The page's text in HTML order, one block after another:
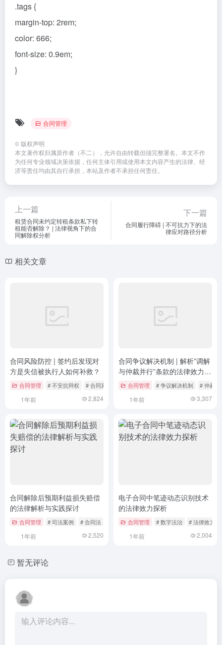
.tags {
margin-top: 2rem;
color: 666;
font-size: 0.9em;
}
合同管理
© 版权声明
本文著作权归属原作者（不二），允许自由转载但须完整署名。本文不作
为任何专业领域决策依据，任何主体引用或使用本文内容产生的法律、经
济等责任均由其自行承担，本站及作者不承担任何责任。
上一篇
租赁合同未约定转租条款私下转
租能否解除？ | 法律视角下的合
同解除权分析
下一篇
合同履行障碍 | 不可抗力下的法
律应对路径分析
相关文章
合同风险防控 | 签约后发现对
方是失信被执行人如何补救？
合同管理 # 不安抗辩权 # 合同风险 # 失信被执行人
1年前 2,824
合同争议解决机制 | 解析”调解
与仲裁并行”条款的法律效力及
实务路径
合同管理 # 争议解决机制 # 仲裁
1年前 3,307
合同解除后预期利益损失赔偿
的法律解析与实践探讨
合同管理 # 司法案例 # 合同法 # 合同解除
1年前 2,520
电子合同中笔迹动态识别技术
的法律效力探析
合同管理 # 数字法治 # 法律效力
1年前 2,004
暂无评论